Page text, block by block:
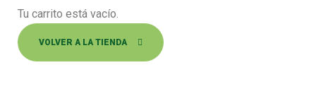
Tu carrito está vacío.
VOLVER A LA TIENDA